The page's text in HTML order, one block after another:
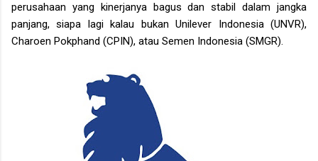
perusahaan yang kinerjanya bagus dan stabil dalam jangka
panjang, siapa lagi kalau bukan Unilever Indonesia (UNVR),
Charoen Pokphand (CPIN), atau Semen Indonesia (SMGR).